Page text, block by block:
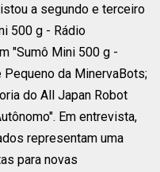
a segundo e terceiro
500 g - Rádio
"Sumô Mini 500 g -
da MinervaBots;
do All Japan Robot
Em entrevista,
representam uma
para novas